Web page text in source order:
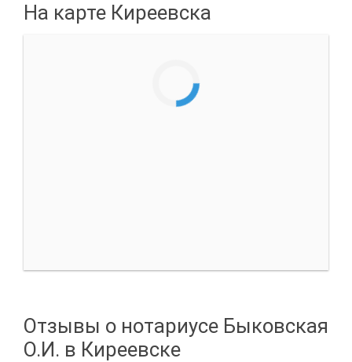
На карте Киреевска
Отзывы о нотариусе Быковская
О.И. в Киреевске